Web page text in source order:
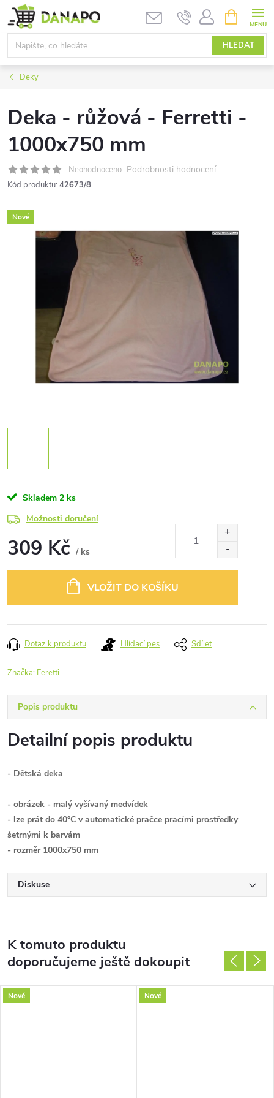
Přejít
na
obsah
HLEDAT
NÁKUPNÍ
KOŠÍK
Deky
Deka - růžová - Ferretti -
1000x750 mm
Neohodnoceno Podrobnosti hodnocení
Kód produktu: 42673/8
Nové
Skladem 2 ks
Možnosti doručení
309 Kč / ks
VLOŽIT DO KOŠÍKU
Dotaz k produktu Hlídací pes Sdílet
Značka: Feretti
Popis produktu
Detailní popis produktu
- Dětská deka
- obrázek - malý vyšívaný medvídek
- lze prát do 40°C v automatické pračce pracími prostředky
šetrnými k barvám
- rozměr 1000x750 mm
Diskuse
K tomuto produktu
doporučujeme ještě dokoupit
Nové Nové